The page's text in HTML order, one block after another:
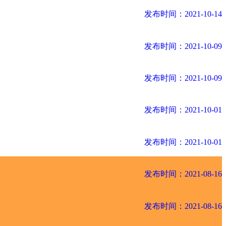
发布时间：2021-10-14
发布时间：2021-10-09
发布时间：2021-10-09
发布时间：2021-10-01
发布时间：2021-10-01
发布时间：2021-08-16
发布时间：2021-08-16